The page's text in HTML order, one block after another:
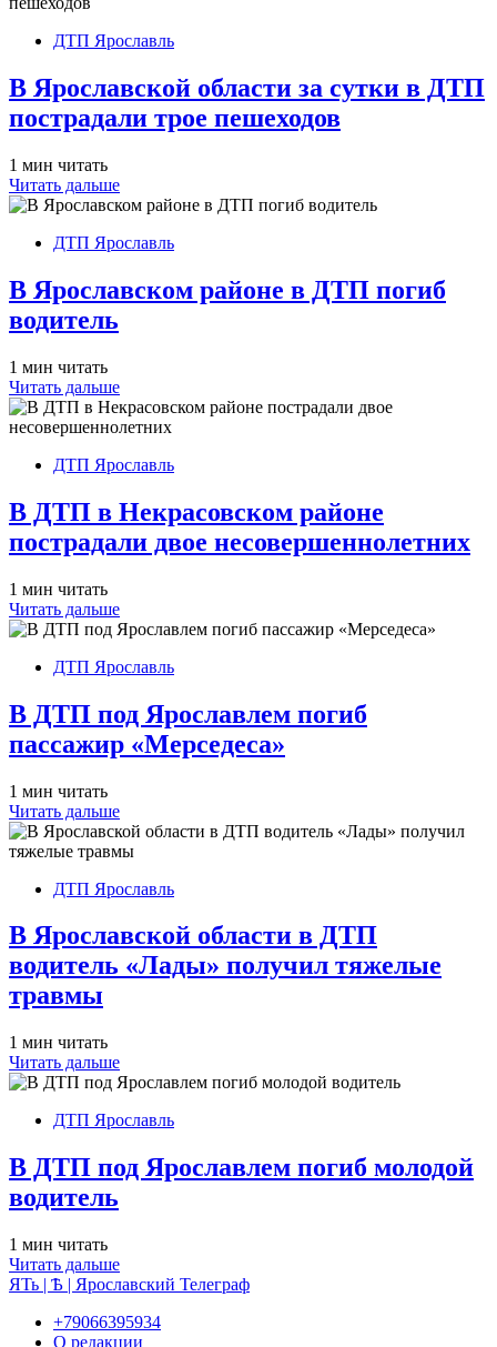
ДТП Ярославль
В Ярославской области за сутки в ДТП
пострадали трое пешеходов
1 мин читать
Читать дальше
ДТП Ярославль
В Ярославском районе в ДТП погиб
водитель
1 мин читать
Читать дальше
ДТП Ярославль
В ДТП в Некрасовском районе
пострадали двое несовершеннолетних
1 мин читать
Читать дальше
ДТП Ярославль
В ДТП под Ярославлем погиб
пассажир «Мерседеса»
1 мин читать
Читать дальше
ДТП Ярославль
В Ярославской области в ДТП
водитель «Лады» получил тяжелые
травмы
1 мин читать
Читать дальше
ДТП Ярославль
В ДТП под Ярославлем погиб молодой
водитель
1 мин читать
Читать дальше
ЯТь | Ѣ | Ярославский Телеграф
+79066395934
О редакции